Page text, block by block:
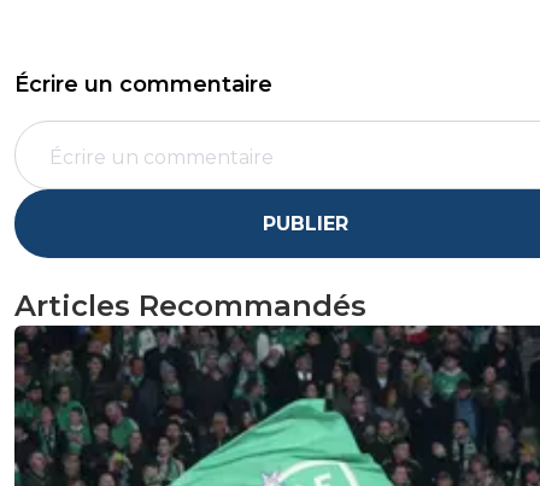
Écrire un commentaire
PUBLIER
Articles Recommandés